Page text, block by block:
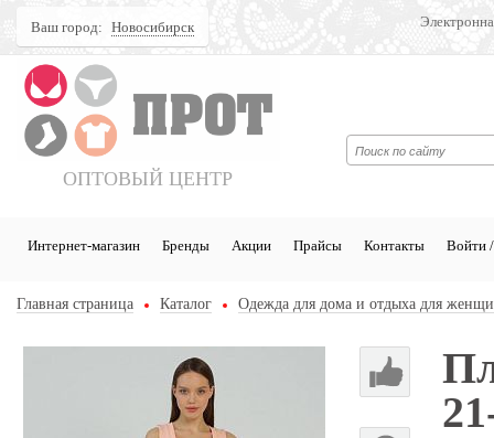
Ваш город: Новосибирск
ОПТОВЫЙ ЦЕНТР
Интернет-магазин Бренды Акции Прайсы Контакты Войти /
Главная страница Каталог Одежда для дома и отдыха для